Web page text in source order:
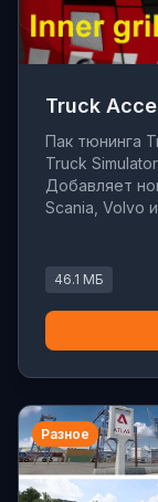
Truck
Пак тюнинга
Truck
Добавляет
Scania, Volvo
46.1 МБ
Разное